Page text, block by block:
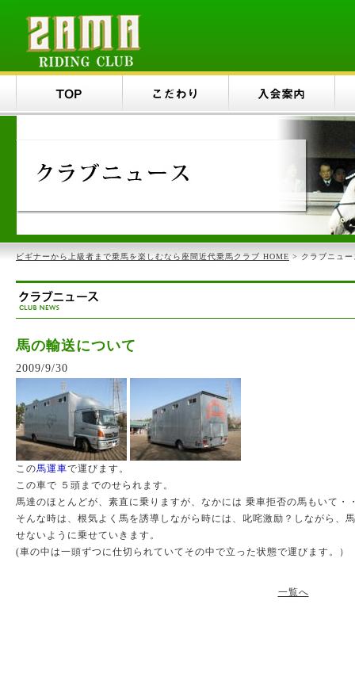
ビギナーから上級者まで乗馬を楽しむなら座間近代乗馬クラブ HOME > クラブニュー
馬の輸送について
2009/9/30
この馬運車で運びます。
この車で ５頭までのせられます。
馬達のほとんどが、素直に乗りますが、なかには 乗車拒否の馬もいて・
そんな時は、根気よく馬を誘導しながら時には、叱咤激励？しながら、
せないように乗せていきます。
(車の中は一頭ずつに仕切られていてその中で立った状態で運びます。）
一覧へ